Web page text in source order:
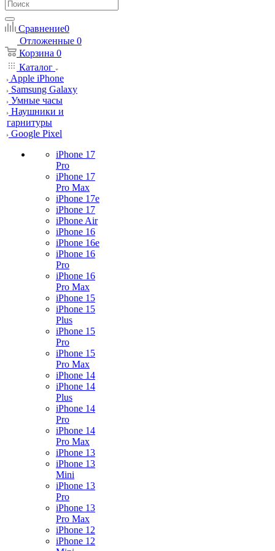
Сравнение0
Отложенные 0
Корзина 0
Каталог
Apple iPhone
Samsung Galaxy
Умные часы
Наушники и
гарнитуры
Google Pixel
iPhone 17
Pro
iPhone 17
Pro Max
iPhone 17e
iPhone 17
iPhone Air
iPhone 16
iPhone 16e
iPhone 16
Pro
iPhone 16
Pro Max
iPhone 15
iPhone 15
Plus
iPhone 15
Pro
iPhone 15
Pro Max
iPhone 14
iPhone 14
Plus
iPhone 14
Pro
iPhone 14
Pro Max
iPhone 13
iPhone 13
Mini
iPhone 13
Pro
iPhone 13
Pro Max
iPhone 12
iPhone 12